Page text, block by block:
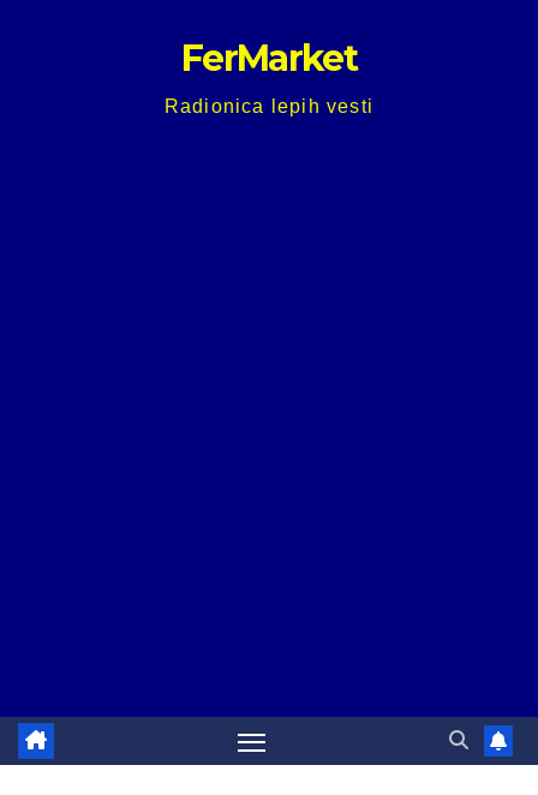
FerMarket
Radionica lepih vesti